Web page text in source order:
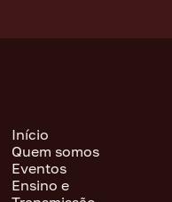
Início
Quem somos
Eventos
Ensino e